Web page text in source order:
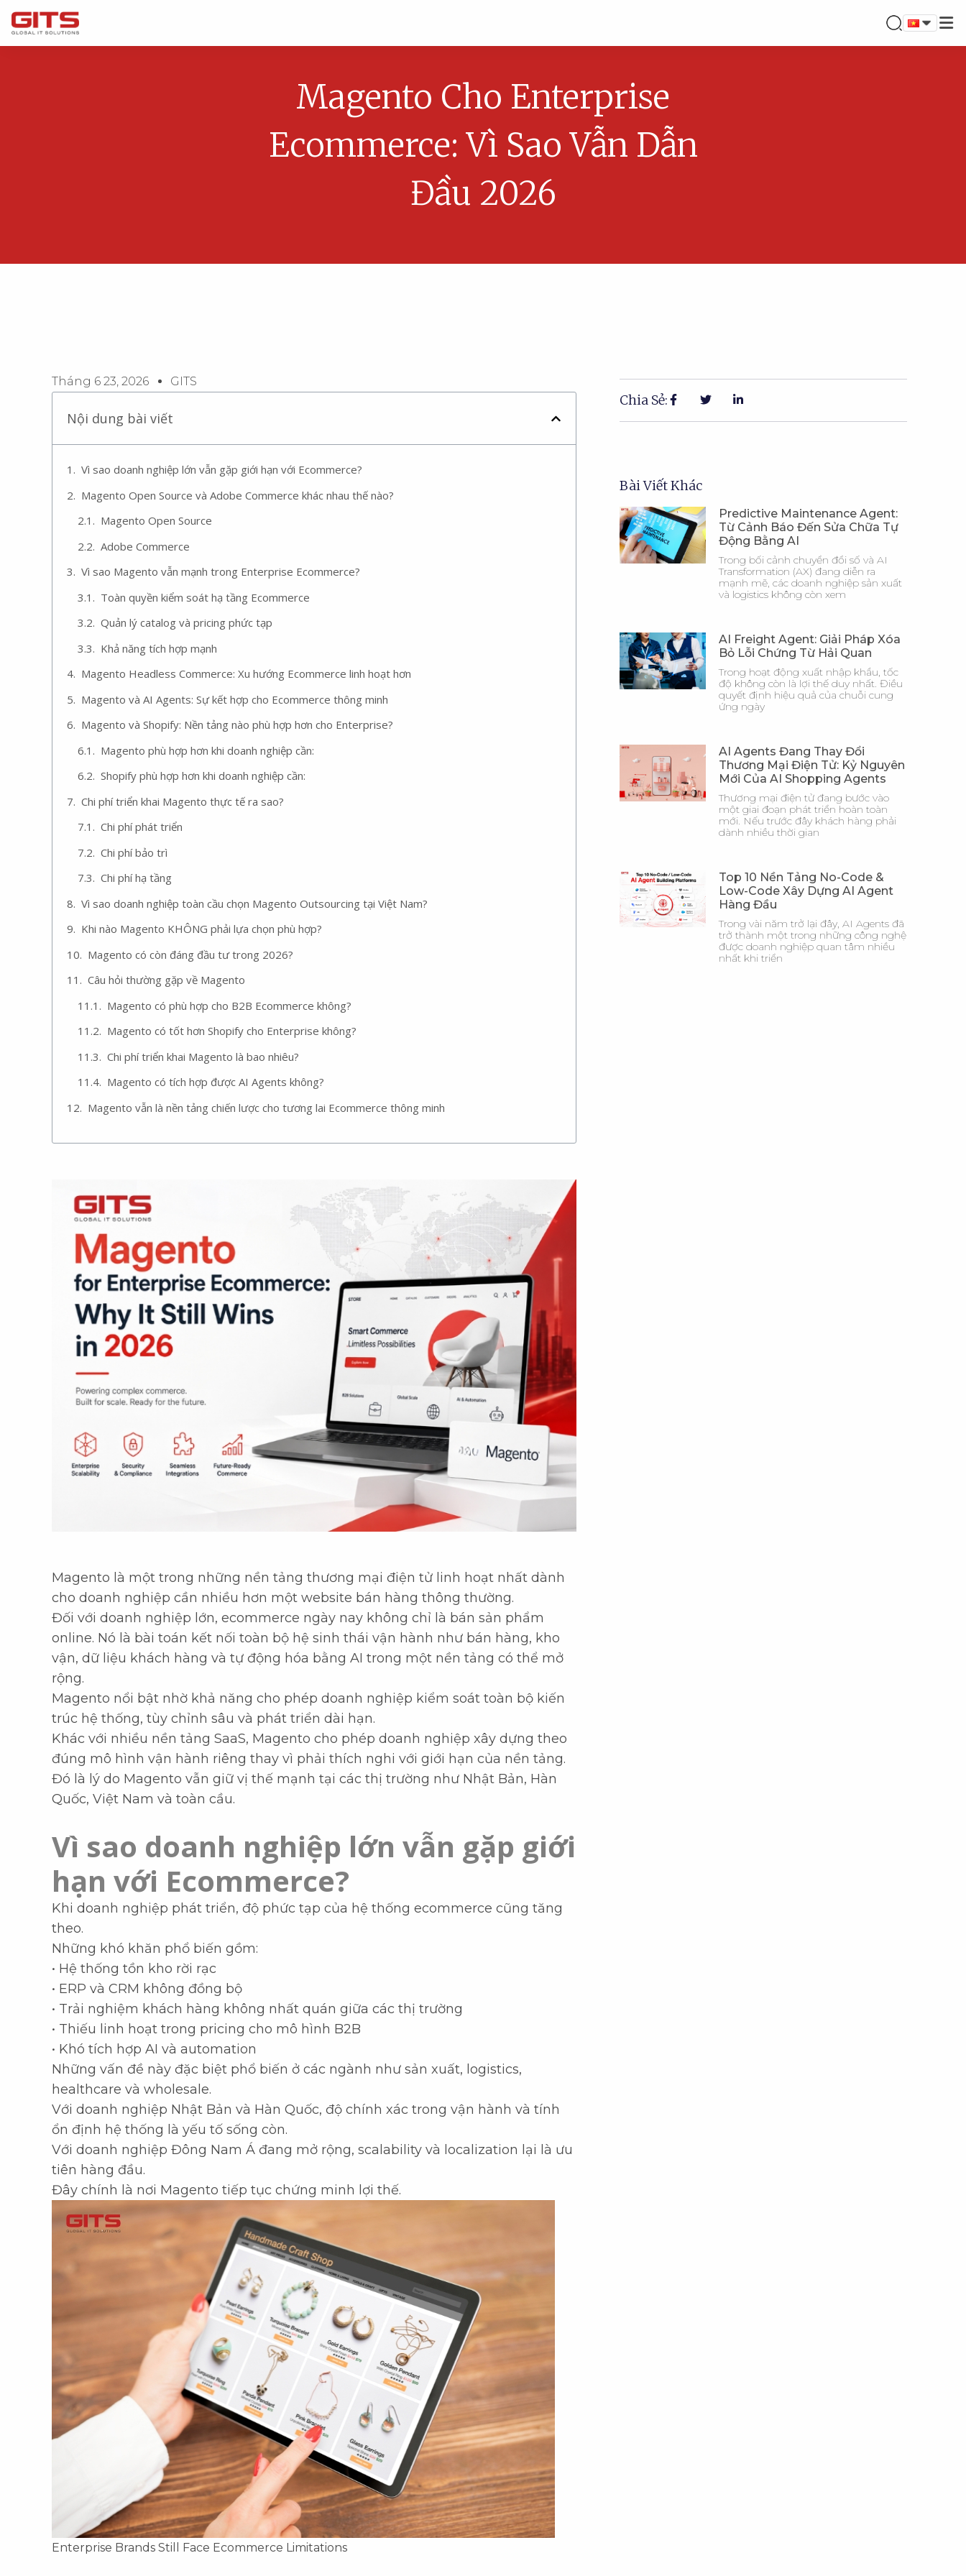
Magento Cho Enterprise
Ecommerce: Vì Sao Vẫn Dẫn
Đầu 2026
Tháng 6 23, 2026 GITS
Nội dung bài viết
Vì sao doanh nghiệp lớn vẫn gặp giới hạn với Ecommerce?
Magento Open Source và Adobe Commerce khác nhau thế nào?
Magento Open Source
Adobe Commerce
Vì sao Magento vẫn mạnh trong Enterprise Ecommerce?
Toàn quyền kiểm soát hạ tầng Ecommerce
Quản lý catalog và pricing phức tạp
Khả năng tích hợp mạnh
Magento Headless Commerce: Xu hướng Ecommerce linh hoạt hơn
Magento và AI Agents: Sự kết hợp cho Ecommerce thông minh
Magento và Shopify: Nền tảng nào phù hợp hơn cho Enterprise?
Magento phù hợp hơn khi doanh nghiệp cần:
Shopify phù hợp hơn khi doanh nghiệp cần:
Chi phí triển khai Magento thực tế ra sao?
Chi phí phát triển
Chi phí bảo trì
Chi phí hạ tầng
Vì sao doanh nghiệp toàn cầu chọn Magento Outsourcing tại Việt Nam?
Khi nào Magento KHÔNG phải lựa chọn phù hợp?
Magento có còn đáng đầu tư trong 2026?
Câu hỏi thường gặp về Magento
Magento có phù hợp cho B2B Ecommerce không?
Magento có tốt hơn Shopify cho Enterprise không?
Chi phí triển khai Magento là bao nhiêu?
Magento có tích hợp được AI Agents không?
Magento vẫn là nền tảng chiến lược cho tương lai Ecommerce thông minh
Magento là một trong những nền tảng thương mại điện tử linh hoạt nhất dành
cho doanh nghiệp cần nhiều hơn một website bán hàng thông thường.
Đối với doanh nghiệp lớn, ecommerce ngày nay không chỉ là bán sản phẩm
online. Nó là bài toán kết nối toàn bộ hệ sinh thái vận hành như bán hàng, kho
vận, dữ liệu khách hàng và tự động hóa bằng AI trong một nền tảng có thể mở
rộng.
Magento nổi bật nhờ khả năng cho phép doanh nghiệp kiểm soát toàn bộ kiến
trúc hệ thống, tùy chỉnh sâu và phát triển dài hạn.
Khác với nhiều nền tảng SaaS, Magento cho phép doanh nghiệp xây dựng theo
đúng mô hình vận hành riêng thay vì phải thích nghi với giới hạn của nền tảng.
Đó là lý do Magento vẫn giữ vị thế mạnh tại các thị trường như Nhật Bản, Hàn
Quốc, Việt Nam và toàn cầu.
Vì sao doanh nghiệp lớn vẫn gặp giới
hạn với Ecommerce?
Khi doanh nghiệp phát triển, độ phức tạp của hệ thống ecommerce cũng tăng
theo.
Những khó khăn phổ biến gồm:
• Hệ thống tồn kho rời rạc
• ERP và CRM không đồng bộ
• Trải nghiệm khách hàng không nhất quán giữa các thị trường
• Thiếu linh hoạt trong pricing cho mô hình B2B
• Khó tích hợp AI và automation
Những vấn đề này đặc biệt phổ biến ở các ngành như sản xuất, logistics,
healthcare và wholesale.
Với doanh nghiệp Nhật Bản và Hàn Quốc, độ chính xác trong vận hành và tính
ổn định hệ thống là yếu tố sống còn.
Với doanh nghiệp Đông Nam Á đang mở rộng, scalability và localization lại là ưu
tiên hàng đầu.
Đây chính là nơi Magento tiếp tục chứng minh lợi thế.
Enterprise Brands Still Face Ecommerce Limitations
Chia Sẻ:
Bài Viết Khác
Predictive Maintenance Agent:
Từ Cảnh Báo Đến Sửa Chữa Tự
Động Bằng AI
Trong bối cảnh chuyển đổi số và AI
Transformation (AX) đang diễn ra
mạnh mẽ, các doanh nghiệp sản xuất
và logistics không còn xem
AI Freight Agent: Giải Pháp Xóa
Bỏ Lỗi Chứng Từ Hải Quan
Trong hoạt động xuất nhập khẩu, tốc
độ không còn là lợi thế duy nhất. Điều
quyết định hiệu quả của chuỗi cung
ứng ngày
AI Agents Đang Thay Đổi
Thương Mại Điện Tử: Kỷ Nguyên
Mới Của AI Shopping Agents
Thương mại điện tử đang bước vào
một giai đoạn phát triển hoàn toàn
mới. Nếu trước đây khách hàng phải
dành nhiều thời gian
Top 10 Nền Tảng No-Code &
Low-Code Xây Dựng AI Agent
Hàng Đầu
Trong vài năm trở lại đây, AI Agents đã
trở thành một trong những công nghệ
được doanh nghiệp quan tâm nhiều
nhất khi triển